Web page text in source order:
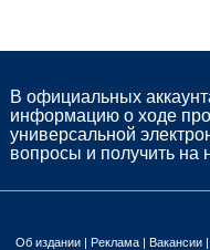
В официальных
информацию о ходе
универсальной
вопросы и получить на
Об издании Реклама Вакансии